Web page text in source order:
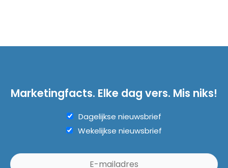
Marketingfacts. Elke dag vers. Mis niks!
Dagelijkse nieuwsbrief
Wekelijkse nieuwsbrief